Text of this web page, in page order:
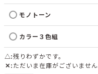
モノトーン
カラー３色組
△ 残りわずかです。
✕ ただいま在庫がございません